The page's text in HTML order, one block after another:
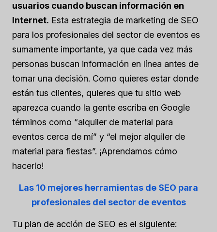
usuarios cuando buscan información en
Internet. Esta estrategia de marketing de SEO
para los profesionales del sector de eventos es
sumamente importante, ya que cada vez más
personas buscan información en línea antes de
tomar una decisión. Como quieres estar donde
están tus clientes, quieres que tu sitio web
aparezca cuando la gente escriba en Google
términos como “alquiler de material para
eventos cerca de mí” y “el mejor alquiler de
material para fiestas”. ¡Aprendamos cómo
hacerlo!
Las 10 mejores herramientas de SEO para
profesionales del sector de eventos
Tu plan de acción de SEO es el siguiente: